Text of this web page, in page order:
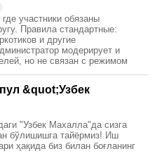
участники обязаны
Правила стандартные:
и другие
модерирует и
но не связан с режимом
&quot;Узбек
"Узбек Махалла"да сизга
бўлишишга тайёрмиз! Иш
ҳақида биз билан боғланинг